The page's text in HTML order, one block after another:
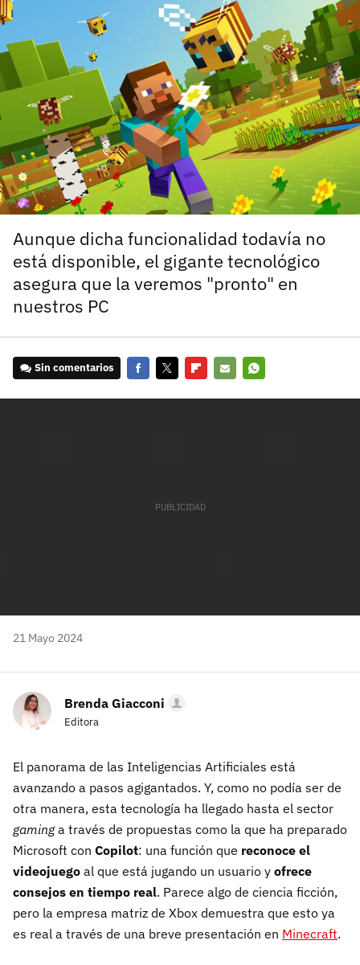
Aunque dicha funcionalidad todavía no
está disponible, el gigante tecnológico
asegura que la veremos "pronto" en
nuestros PC
Sin comentarios
21 Mayo 2024
Brenda Giacconi
Editora
El panorama de las Inteligencias Artificiales está
avanzando a pasos agigantados. Y, como no podía ser de
otra manera, esta tecnología ha llegado hasta el sector
gaminga través de propuestas como la que ha preparado
Microsoft con Copilot: una función que reconoce el
videojuego al que está jugando un usuario y ofrece
consejos en tiempo real. Parece algo de ciencia ficción,
pero la empresa matriz de Xbox demuestra que esto ya
es real a través de una breve presentación en Minecraft.
¿Todavía no tienes cuenta?
Regístrate gratis
El inicio de sesión con Facebook ya no está
disponible, pero puedes seguir usando tu cuenta
de 3DJuegos:
Recupera tu acceso con Facebook
carácter inicial), pero no mayúsculas, espacios, tildes
o caracteres especiales.
He leído y acepto lapolitica de privacidad y
de participación
Registrarse en 3DJuegos
Entra con Google
¿Ya tienes cuenta?